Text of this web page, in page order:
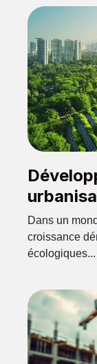
les
Dans un
croissance
écologiques...